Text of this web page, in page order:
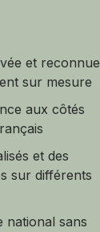
et reconnue
sur mesure
aux côtés
et des
sur différents
national sans